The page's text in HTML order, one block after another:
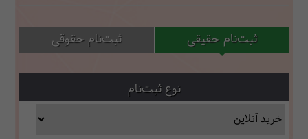
ثبت‌نام حقیقی ثبت‌نام حقوقی
نوع ثبت‌نام